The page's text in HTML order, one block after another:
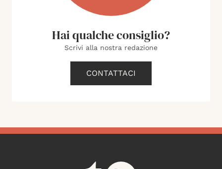
Hai qualche consiglio?
Scrivi alla nostra redazione
CONTATTACI